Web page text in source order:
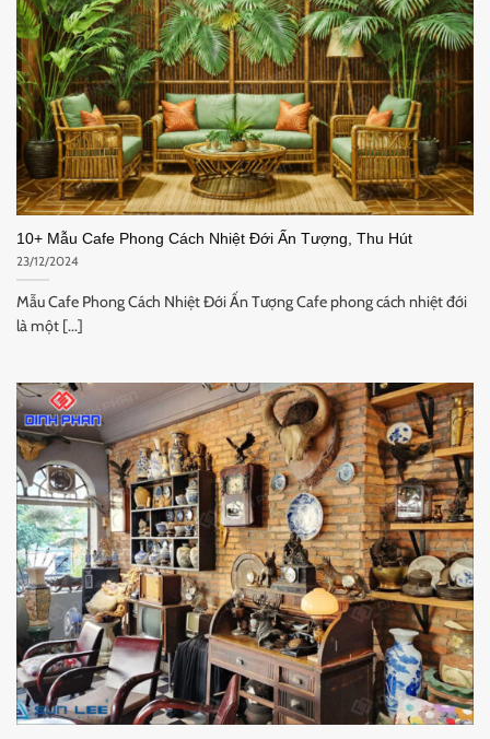
10+ Mẫu Cafe Phong Cách Nhiệt Đới Ấn Tượng, Thu Hút
23/12/2024
Mẫu Cafe Phong Cách Nhiệt Đới Ấn Tượng Cafe phong cách nhiệt đới
là một [...]